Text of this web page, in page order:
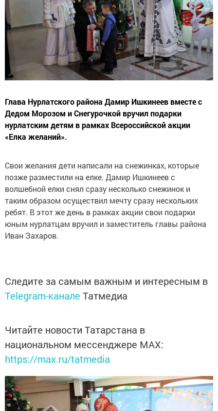
Глава Нурлатского района Дамир Ишкинеев вместе с
Дедом Морозом и Снегурочкой вручил подарки
нурлатским детям в рамках Всероссийской акции
«Елка желаний».
Свои желания дети написали на снежинках, которые
позже разместили на елке. Дамир Ишкинеев с
волшебной елки снял сразу несколько снежинок и
таким образом осуществил мечту сразу нескольких
ребят. В этот же день в рамках акции свои подарки
юным нурлатцам вручил и заместитель главы района
Иван Захаров.
Следите за самым важным и интересным в
Telegram-канале Татмедиа
Читайте новости Татарстана в
национальном мессенджере MАХ:
https://max.ru/tatmedia